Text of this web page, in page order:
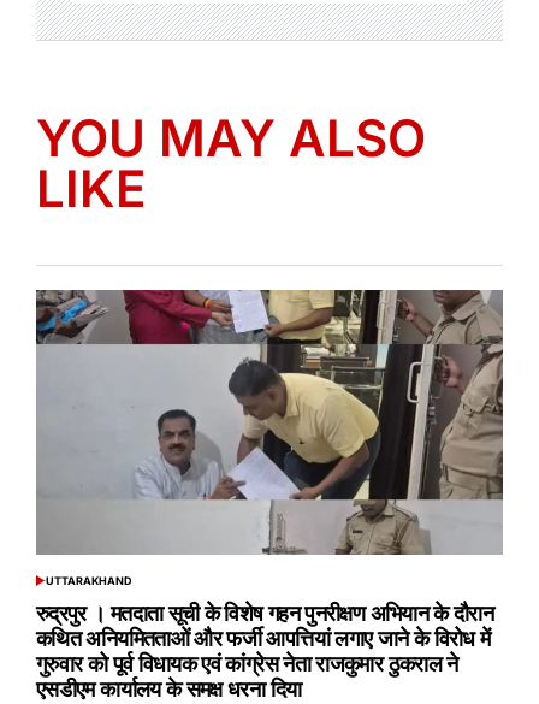
YOU MAY ALSO
LIKE
POSTED
UTTARAKHAND
रुद्रपुर । मतदाता सूची के विशेष गहन पुनरीक्षण अभियान के दौरान
कथित अनियमितताओं और फर्जी आपत्तियां लगाए जाने के विरोध में
गुरुवार को पूर्व विधायक एवं कांग्रेस नेता राजकुमार ठुकराल ने
एसडीएम कार्यालय के समक्ष धरना दिया